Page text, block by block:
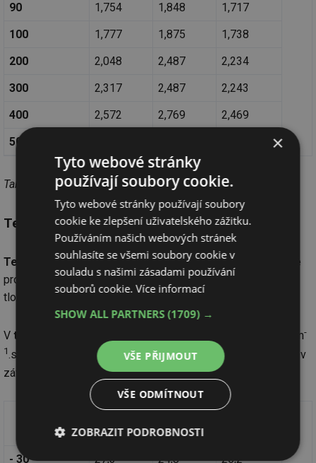
90
1,754 1,848
1,717
100
1,777 1,875
1,738
200
2,048 2,487
2,234
300
2,317 2,487
2,243
400
2,572 2,769
2,469
500
Tab. 4
Tepelná vodivost zemních plynů
Tepelná vodivost zemního plynu λje množství tepla, které
proteče jedním čtverečním metrem vrstvy zemního plynu o
tlouštce 1 m, při teplotním spádu 1 K, za hodinu.
V tab. 5 .J.m-
1 .s
] tranzitního, norského a holandského zemního plynu v
závislosti na teplotě, při 101 325 Pa.
[°C]
Tranzitní
ZP
Norský
ZP
- 30
27,3 24,8
26,2
×
Tyto webové stránky
používají soubory cookie.
Tyto webové stránky používají soubory
cookie ke zlepšení uživatelského zážitku.
Používáním našich webových stránek
souhlasíte se všemi soubory cookie v
souladu s našimi zásadami používání
souborů cookie.Více informací
SHOW ALL PARTNERS(1709) →
VŠE PŘIJMOUT
VŠE ODMÍTNOUT
ZOBRAZIT PODROBNOSTI